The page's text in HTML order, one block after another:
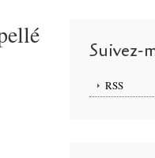
Suivez-
RSS